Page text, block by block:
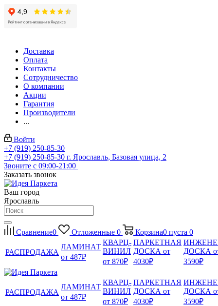
Доставка
Оплата
Контакты
Сотрудничество
О компании
Акции
Гарантия
Производители
...
Войти
+7 (919) 250-85-30
+7 (919) 250-85-30 г. Ярославль, Базовая улица, 2
Звоните с 09:00-21:00
Заказать звонок
Ваш город
Ярославль
Сравнение0 Отложенные 0 Корзина0 пуста 0
РАСПРОДАЖА
ЛАМИНАТ
от 487₽
КВАРЦ-
ВИНИЛ
от 870₽
ПАРКЕТНАЯ
ДОСКА от
4030₽
ДОСКА
3590₽
РАСПРОДАЖА
ЛАМИНАТ
от 487₽
КВАРЦ-
ВИНИЛ
от 870₽
ПАРКЕТНАЯ
ДОСКА от
4030₽
ДОСКА
3590₽